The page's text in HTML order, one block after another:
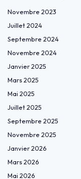
Novembre 2023
Juillet 2024
Septembre 2024
Novembre 2024
Janvier 2025
Mars 2025
Mai 2025
Juillet 2025
Septembre 2025
Novembre 2025
Janvier 2026
Mars 2026
Mai 2026